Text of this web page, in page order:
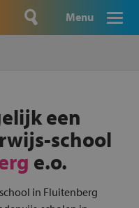
Menu
een
school
e.o.
in Fluitenberg